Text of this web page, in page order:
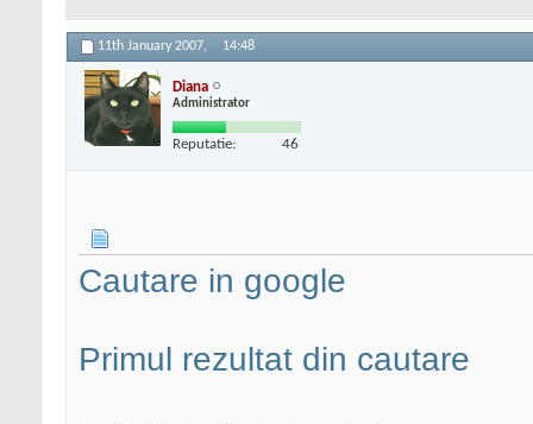
11th January 2007, 14:48
Diana
Administrator
Reputatie: 46
Cautare in google
Primul rezultat din cautare